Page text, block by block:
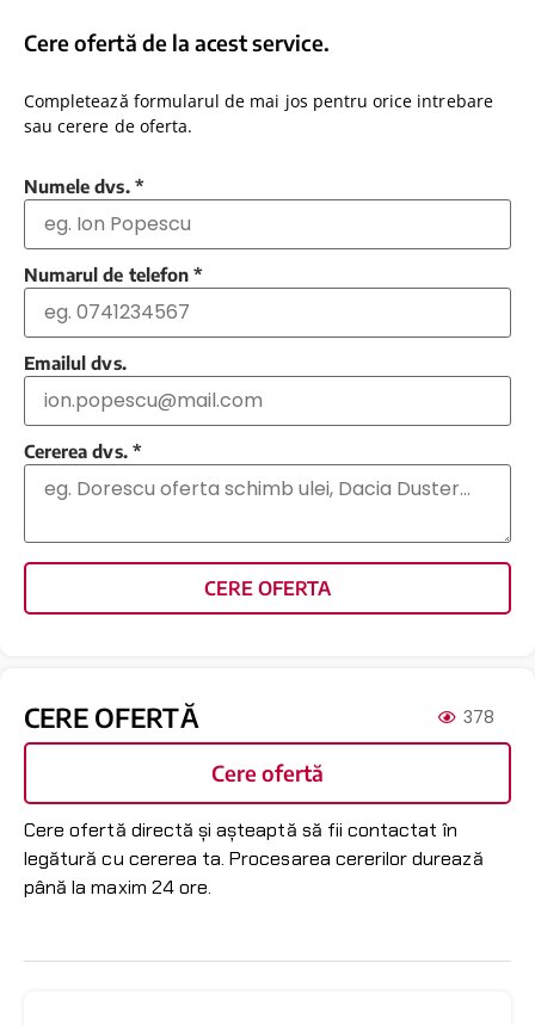
Cere ofertă de la acest service.
Completează formularul de mai jos pentru orice intrebare
sau cerere de oferta.
Numele dvs. *
Numarul de telefon *
Emailul dvs.
Cererea dvs. *
CERE OFERTA
CERE OFERTĂ 378
Cere ofertă
Cere ofertă directă și așteaptă să fii contactat în
legătură cu cererea ta. Procesarea cererilor durează
până la maxim 24 ore.